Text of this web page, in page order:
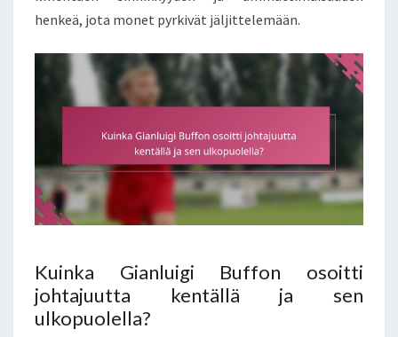
henkeä, jota monet pyrkivät jäljittelemään.
Kuinka Gianluigi Buffon osoitti
johtajuutta kentällä ja sen
ulkopuolella?